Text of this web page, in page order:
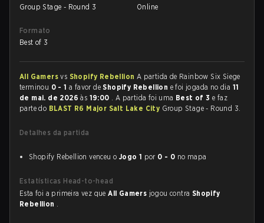
Group Stage - Round 3
Online
Formato
Best of 3
All Gamersvs Shopify Rebellion A partida de Rainbow Six Siege
terminou 0 - 1 a favor deShopify Rebellion e foi jogada no dia 11
de mai. de 2026às 19:00 . A partida foi uma Best of 3e faz
parte do BLAST R6 Major Salt Lake City Group Stage - Round 3.
Detalhes da partida
Shopify Rebellion venceu o Jogo 1 por 0 - 0 no mapa
Estatísticas Head-to-head
Esta foi a primeira vez queAll Gamers jogou contra Shopify
Rebellion .